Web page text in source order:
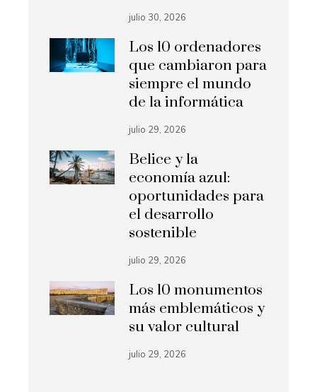
julio 30, 2026
Los 10 ordenadores
que cambiaron para
siempre el mundo
de la informática
julio 29, 2026
Belice y la
economía azul:
oportunidades para
el desarrollo
sostenible
julio 29, 2026
Los 10 monumentos
más emblemáticos y
su valor cultural
julio 29, 2026